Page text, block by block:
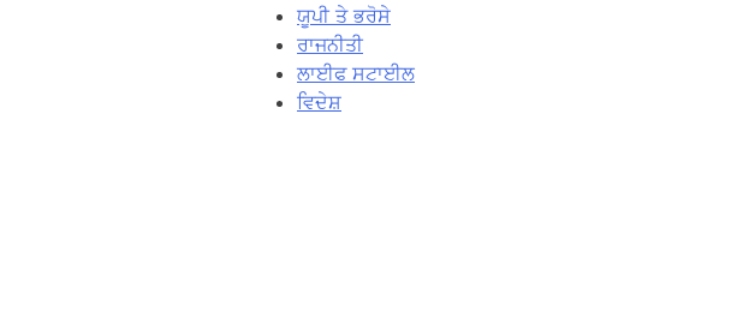
ਯੂਪੀ ਤੇ ਭਰੋਸੇ
ਰਾਜਨੀਤੀ
ਲਾਈਫ ਸਟਾਈਲ
ਵਿਦੇਸ਼